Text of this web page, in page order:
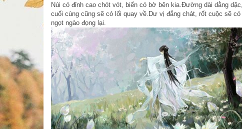
Núi có đỉnh cao chót vót, biển có bờ bên kia.Đường dài dằng dặc,
cuối cùng cũng sẽ có lối quay về.Dư vị đắng chát, rốt cuộc sẽ có
ngọt ngào đọng lại.